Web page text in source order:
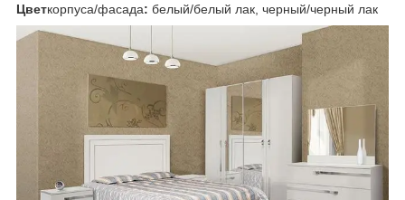
Цветкорпуса/фасада: белый/белый лак, черный/черный лак